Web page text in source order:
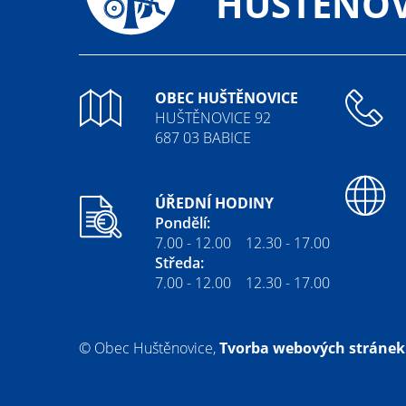
OBEC HUŠTĚNOVICE
HUŠTĚNOVICE 92
687 03 BABICE
ÚŘEDNÍ HODINY
Pondělí:
7.00 - 12.00 12.30 - 17.00
Středa:
7.00 - 12.00 12.30 - 17.00
© Obec Huštěnovice,Tvorba webových